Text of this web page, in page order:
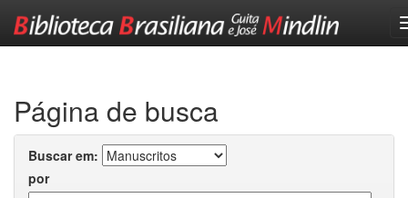
Página de busca
Buscar em:
por